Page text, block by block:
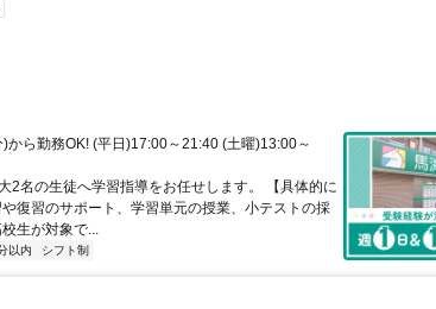
から勤務OK! (平日)17:00～21:40 (土曜)13:00～
2名の生徒へ学習指導をお任せします。 【具体的に
復習のサポート、学習単元の授業、小テストの採
生が対象で...
以内 シフト制